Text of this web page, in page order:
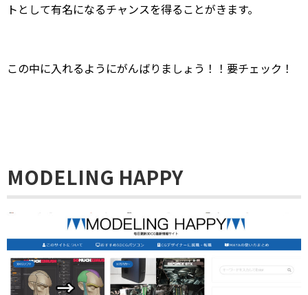
トとして有名になるチャンスを得ることがきます。
この中に入れるようにがんばりましょう！！要チェック！
MODELING HAPPY